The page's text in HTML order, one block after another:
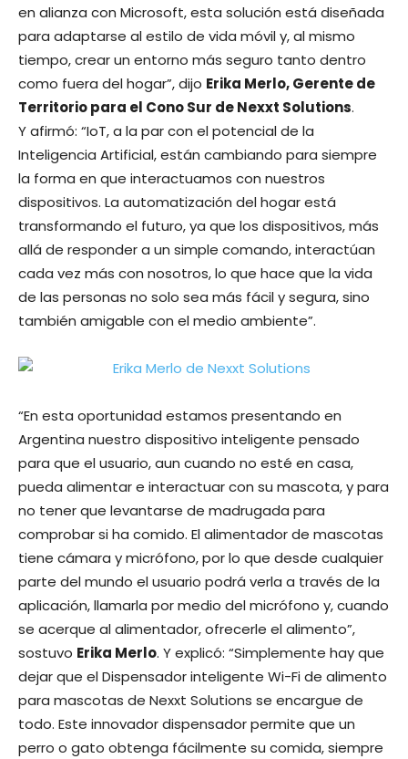
en alianza con Microsoft, esta solución está diseñada
para adaptarse al estilo de vida móvil y, al mismo
tiempo, crear un entorno más seguro tanto dentro
como fuera del hogar”, dijo Erika Merlo, Gerente de
Territorio para el Cono Sur de Nexxt Solutions.
Y afirmó: “IoT, a la par con el potencial de la
Inteligencia Artificial, están cambiando para siempre
la forma en que interactuamos con nuestros
dispositivos. La automatización del hogar está
transformando el futuro, ya que los dispositivos, más
allá de responder a un simple comando, interactúan
cada vez más con nosotros, lo que hace que la vida
de las personas no solo sea más fácil y segura, sino
también amigable con el medio ambiente”.
“En esta oportunidad estamos presentando en
Argentina nuestro dispositivo inteligente pensado
para que el usuario, aun cuando no esté en casa,
pueda alimentar e interactuar con su mascota, y para
no tener que levantarse de madrugada para
comprobar si ha comido. El alimentador de mascotas
tiene cámara y micrófono, por lo que desde cualquier
parte del mundo el usuario podrá verla a través de la
aplicación, llamarla por medio del micrófono y, cuando
se acerque al alimentador, ofrecerle el alimento”,
sostuvo Erika Merlo. Y explicó: “Simplemente hay que
dejar que el Dispensador inteligente Wi-Fi de alimento
para mascotas de Nexxt Solutions se encargue de
todo. Este innovador dispensador permite que un
perro o gato obtenga fácilmente su comida, siempre